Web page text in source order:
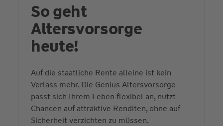
So geht
Altersvorsorge
heute!
Auf die staatliche Rente alleine ist kein
Verlass mehr. Die Genius Altersvorsorge
passt sich Ihrem Leben flexibel an, nutzt
Chancen auf attraktive Renditen, ohne auf
Sicherheit verzichten zu müssen.